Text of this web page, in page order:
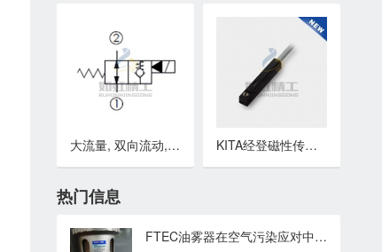
大流量, 双向流动, 通电时单向流 , 口2封闭常开型提动轴型电磁方向阀 KITA经登磁性传感器 磁性开关 KT01系列
热门信息
FTEC油雾器在空气污染应对中的应用关注点